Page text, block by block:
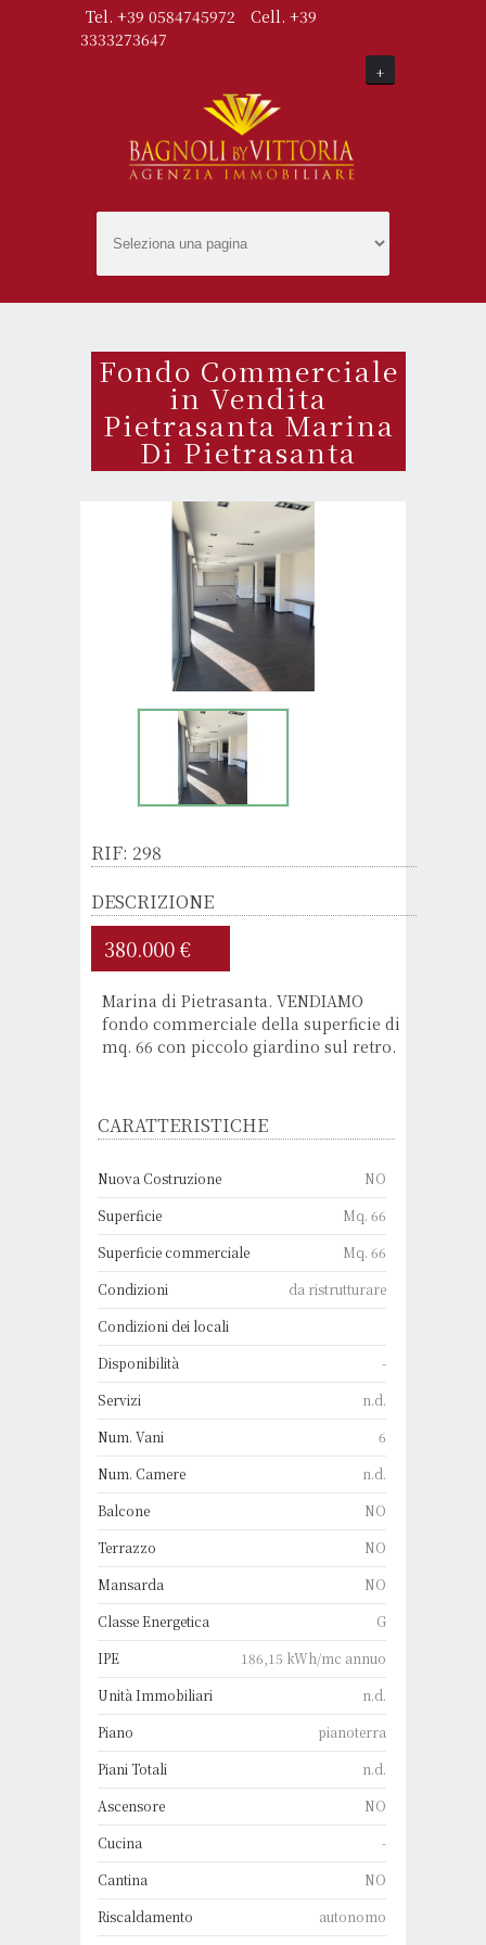
Tel. +39 0584745972
Cell. +39
3333273647
+
Fondo Commerciale
in Vendita
Pietrasanta Marina
Di Pietrasanta
RIF: 298
DESCRIZIONE
380.000 €
Marina di Pietrasanta. VENDIAMO
fondo commerciale della superficie di
mq. 66 con piccolo giardino sul retro.
CARATTERISTICHE
Nuova Costruzione
NO
Superficie
Mq. 66
Superficie commerciale
Mq. 66
Condizioni
da ristrutturare
Condizioni dei locali
Disponibilità
-
Servizi
n.d.
Num. Vani
6
Num. Camere
n.d.
Balcone
NO
Terrazzo
NO
Mansarda
NO
Classe Energetica
G
IPE
186,15 kWh/mc annuo
Unità Immobiliari
n.d.
Piano
pianoterra
Piani Totali
n.d.
Ascensore
NO
Cucina
-
Cantina
NO
Riscaldamento
autonomo